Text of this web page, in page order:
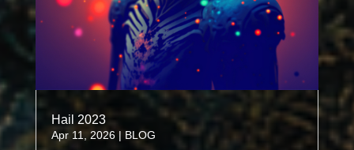
Hail 2023
Apr 11, 2026| BLOG